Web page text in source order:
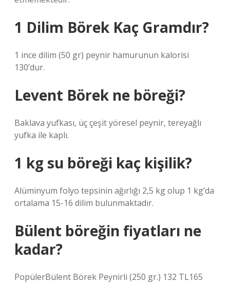
1 Dilim Börek Kaç Gramdır?
1 ince dilim (50 gr) peynir hamurunun kalorisi
130’dur.
Levent Börek ne böreği?
Baklava yufkası, üç çeşit yöresel peynir, tereyağlı
yufka ile kaplı.
1 kg su böreği kaç kişilik?
Alüminyum folyo tepsinin ağırlığı 2,5 kg olup 1 kg’da
ortalama 15-16 dilim bulunmaktadır.
Bülent böreğin fiyatları ne
kadar?
PopülerBülent Börek Peynirli (250 gr.) 132 TL165